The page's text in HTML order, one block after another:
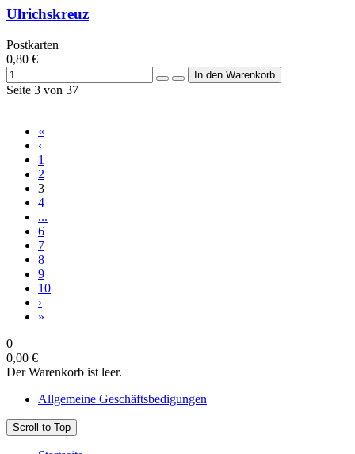
Ulrichskreuz
Postkarten
0,80 €
Seite 3 von 37
«
‹
1
2
3
4
...
6
7
8
9
10
›
»
0
0,00 €
Der Warenkorb ist leer.
Allgemeine Geschäftsbedigungen
Scroll to Top